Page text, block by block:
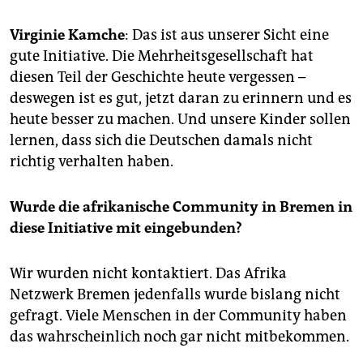
epaper login
Virginie Kamche: Das ist aus unserer Sicht eine
gute Initiative. Die Mehrheitsgesellschaft hat
diesen Teil der Geschichte heute vergessen –
deswegen ist es gut, jetzt daran zu erinnern und es
heute besser zu machen. Und unsere Kinder sollen
lernen, dass sich die Deutschen damals nicht
richtig verhalten haben.
Wurde die afrikanische Community in Bremen in
diese Initiative mit eingebunden?
Wir wurden nicht kontaktiert. Das Afrika
Netzwerk Bremen jedenfalls wurde bislang nicht
gefragt. Viele Menschen in der Community haben
das wahrscheinlich noch gar nicht mitbekommen.